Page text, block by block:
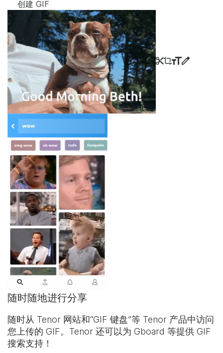
创建 GIF
随时随地进行分享
随时从 Tenor 网站和“GIF 键盘”等 Tenor 产品中访问
您上传的 GIF。Tenor 还可以为 Gboard 等提供 GIF
搜索支持！